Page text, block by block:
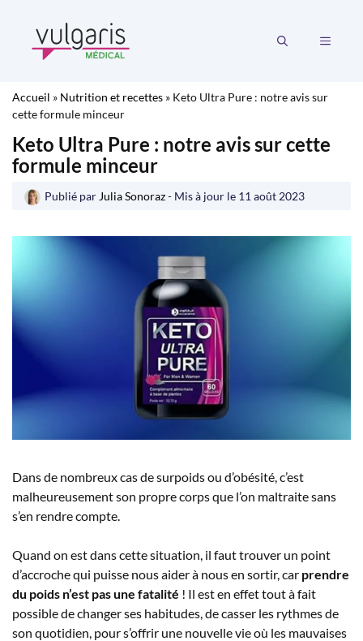
contenu
MENU
Accueil » Nutrition et recettes » Keto Ultra Pure : notre avis sur
cette formule minceur
Keto Ultra Pure : notre avis sur cette
formule minceur
Publié par Julia Sonoraz- Mis à jour le 11 août 2023
Dans de nombreux cas de surpoids ou d’obésité, c’est
malheureusement son propre corps que l’on maltraite sans
s’en rendre compte.
Quand on est dans cette situation, il faut trouver un point
d’accroche qui puisse nous aider à nous en sortir, car prendre
du poids n’est pas une fatalité ! Il est en effet tout à fait
possible de changer ses habitudes, de casser les rythmes de
son quotidien, pour s’offrir une nouvelle vie où les mauvaises